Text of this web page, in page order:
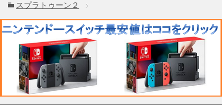
スプラトゥーン２